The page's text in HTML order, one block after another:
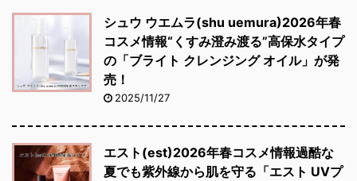
シュウ ウエムラ(shu uemura)2026年春
コスメ情報“くすみ澄み渡る”高保水タイプ
の「ブライト クレンジング オイル」が発
売！
2025/11/27
エスト(est)2026年春コスメ情報過酷な
夏でも紫外線から肌を守る「エスト UVプ